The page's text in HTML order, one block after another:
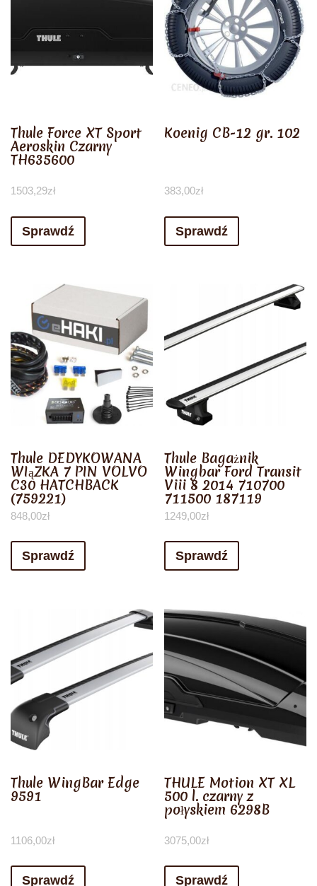
Thule Force XT Sport
Aeroskin Czarny
TH635600
1503,29zł
Sprawdź
Koenig CB-12 gr. 102
383,00zł
Sprawdź
Thule DEDYKOWANA
WIąZKA 7 PIN VOLVO
C30 HATCHBACK
(759221)
848,00zł
Sprawdź
Thule Bagażnik
Wingbar Ford Transit
Viii 8 2014 710700
711500 187119
1249,00zł
Sprawdź
Thule WingBar Edge
9591
1106,00zł
Sprawdź
THULE Motion XT XL
500 l. czarny z
połyskiem 6298B
3075,00zł
Sprawdź